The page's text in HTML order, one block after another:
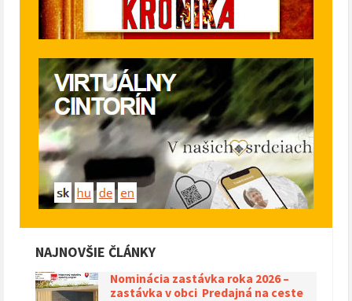
NAJNOVŠIE ČLÁNKY
Nominácia zastávka roka 2026 –
zastávka v obci Predajná na ceste